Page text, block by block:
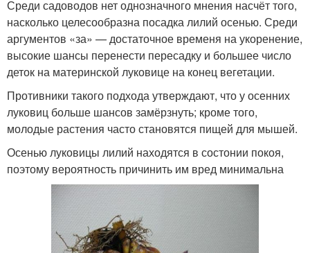
Среди садоводов нет однозначного мнения насчёт того,
насколько целесообразна посадка лилий осенью. Среди
аргументов «за» — достаточное временя на укоренение,
высокие шансы перенести пересадку и большее число
деток на материнской луковице на конец вегетации.
Противники такого подхода утверждают, что у осенних
луковиц больше шансов замёрзнуть; кроме того,
молодые растения часто становятся пищей для мышей.
Осенью луковицы лилий находятся в состонии покоя,
поэтому вероятность причинить им вред минимальна